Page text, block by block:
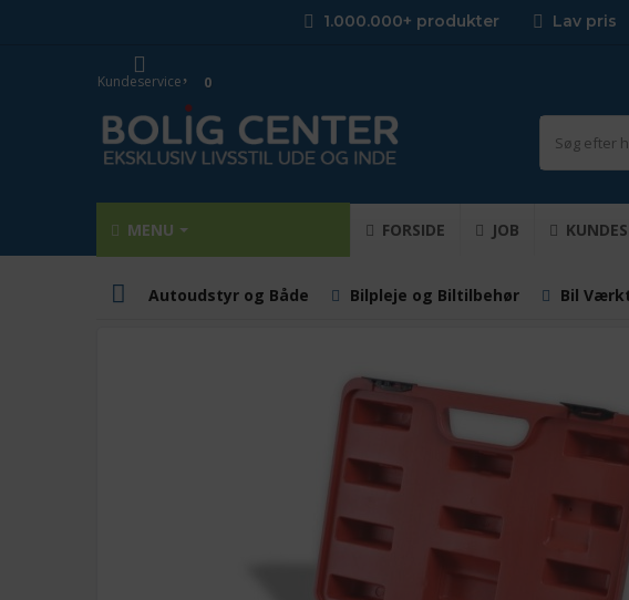
1.000.000+ produkter Lav pris
Kundeservice 0
MENU FORSIDE JOB
Autoudstyr og Både Bilpleje og Biltilbehør Bil